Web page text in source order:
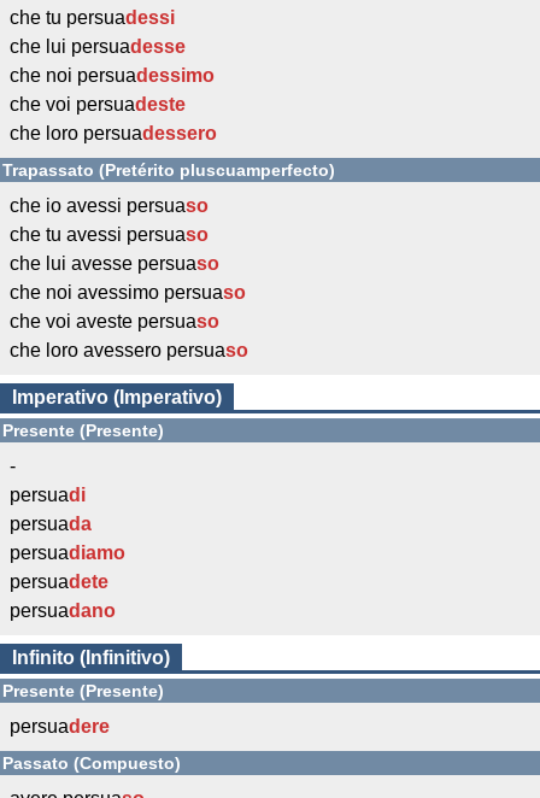
che tu persuadessi
che lui persuadesse
che noi persuadessimo
che voi persuadeste
che loro persuadessero
Trapassato (Pretérito pluscuamperfecto)
che io avessi persuaso
che tu avessi persuaso
che lui avesse persuaso
che noi avessimo persuaso
che voi aveste persuaso
che loro avessero persuaso
Imperativo (Imperativo)
Presente (Presente)
-
persuadi
persuada
persuadiamo
persuadete
persuadano
Infinito (Infinitivo)
Presente (Presente)
persuadere
Passato (Compuesto)